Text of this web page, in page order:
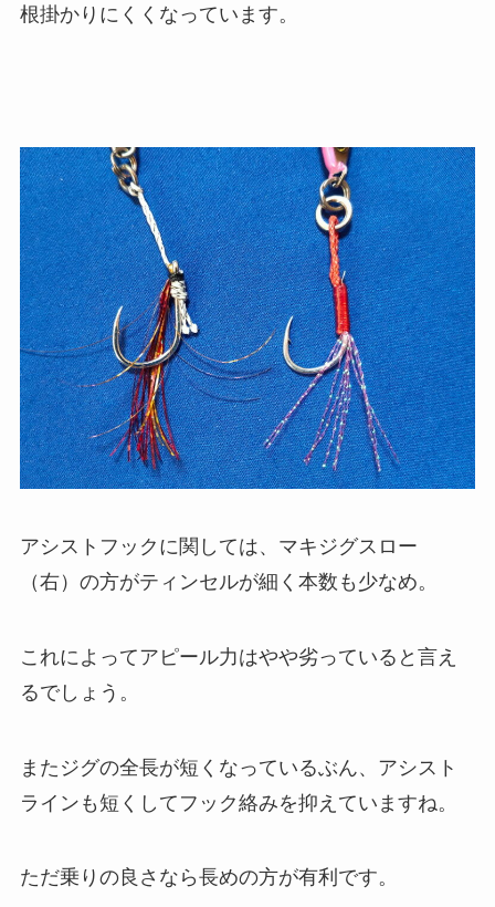
根掛かりにくくなっています。
アシストフックに関しては、マキジグスロー
（右）の方がティンセルが細く本数も少なめ。
これによってアピール力はやや劣っていると言え
るでしょう。
またジグの全長が短くなっているぶん、アシスト
ラインも短くしてフック絡みを抑えていますね。
ただ乗りの良さなら長めの方が有利です。